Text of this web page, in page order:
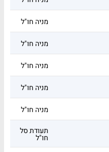
מניה חו"ל
מניה חו"ל
מניה חו"ל
מניה חו"ל
מניה חו"ל
תעודת סל
חו"ל